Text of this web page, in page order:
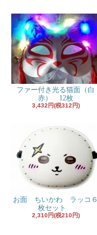
ファー付き光る猫面（白
赤） 12枚
3,432円(税312円)
お面 ちいかわ ラッコ６
枚セット
2,310円(税210円)